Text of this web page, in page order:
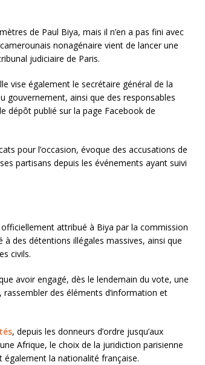
de Paul Biya, mais il n’en a pas fini avec
nonagénaire vient de lancer une
judiciaire de Paris.
vise également le secrétaire général de la
gouvernement, ainsi que des responsables
dépôt publié sur la page Facebook de
pour l’occasion, évoque des accusations de
partisans depuis les événements ayant suivi
attribué à Biya par la commission
des détentions illégales massives, ainsi que
civils.
avoir engagé, dès le lendemain du vote, une
des éléments d’information et
, depuis les donneurs d’ordre jusqu’aux
Afrique, le choix de la juridiction parisienne
également la nationalité française.